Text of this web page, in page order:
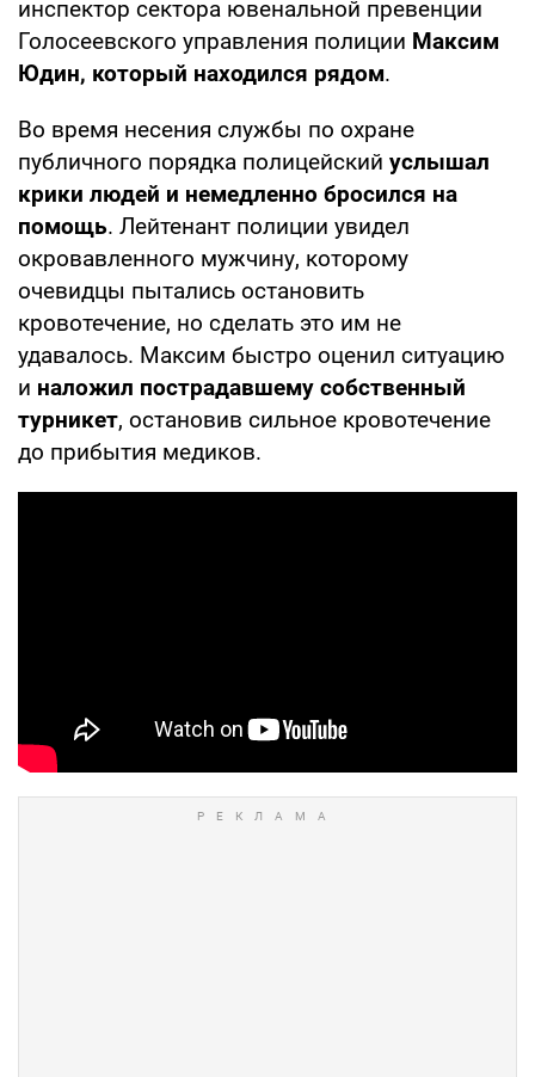
инспектор сектора ювенальной превенции
Голосеевского управления полиции Максим
Юдин, который находился рядом.
Во время несения службы по охране
публичного порядка полицейский услышал
крики людей и немедленно бросился на
помощь. Лейтенант полиции увидел
окровавленного мужчину, которому
очевидцы пытались остановить
кровотечение, но сделать это им не
удавалось. Максим быстро оценил ситуацию
и наложил пострадавшему собственный
турникет, остановив сильное кровотечение
до прибытия медиков.